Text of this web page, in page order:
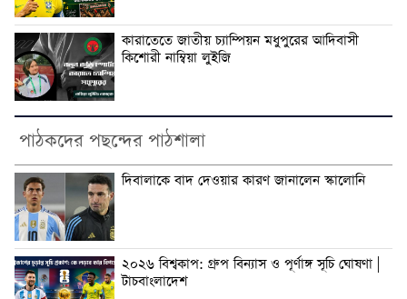
কারাতেতে জাতীয় চ্যাম্পিয়ন মধুপুরের আদিবাসী
কিশোরী নাম্বিয়া লুইজি
পাঠকদের পছন্দের পাঠশালা
দিবালাকে বাদ দেওয়ার কারণ জানালেন স্কালোনি
২০২৬ বিশ্বকাপ: গ্রুপ বিন্যাস ও পূর্ণাঙ্গ সূচি ঘোষণা |
টাচবাংলাদেশ